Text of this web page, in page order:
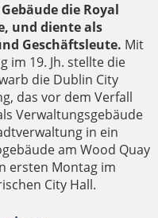
die Royal
und diente als
Geschäftsleute. Mit
im 19. Jh. stellte die
die Dublin City
das vor dem Verfall
Verwaltungsgebäude
in ein
am Wood Quay
ersten Montag im
City Hall.